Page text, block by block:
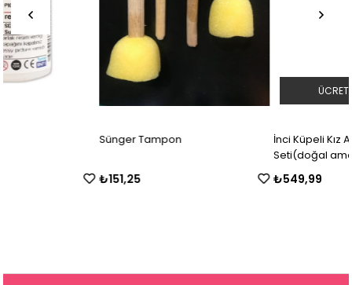
İnci Küpeli Kız Ahşap Boyama
Seti(doğal amerikan çamı 19 cm
çap 2.5 cm kalınlık)